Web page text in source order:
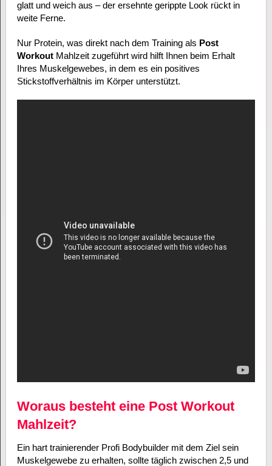
glatt und weich aus – der ersehnte gerippte Look rückt in
weite Ferne.
Nur Protein, was direkt nach dem Training als Post
WorkoutMahlzeit zugeführt wird hilft Ihnen beim Erhalt
Ihres Muskelgewebes, in dem es ein positives
Stickstoffverhältnis im Körper unterstützt.
Woraus besteht eine Post Workout
Mahlzeit?
Ein hart trainierender Profi Bodybuilder mit dem Ziel sein
Muskelgewebe zu erhalten, sollte täglich zwischen 2,5 und